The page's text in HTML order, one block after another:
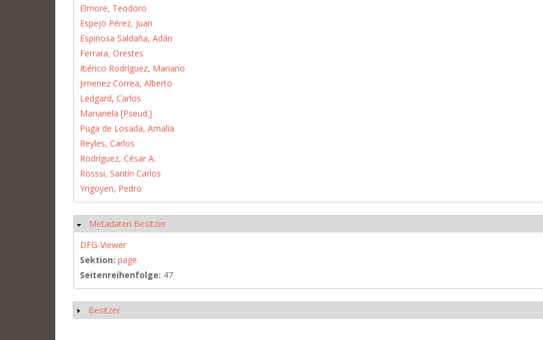
Elmore, Teodoro
Espejo Pérez, Juan
Espinosa Saldaña, Adán
Ferrara, Orestes
Ibérico Rodríguez, Mariano
Jimenez Correa, Alberto
Ledgard, Carlos
Marianela [Pseud.]
Puga de Losada, Amalia
Reyles, Carlos
Rodríguez, César A.
Rosssi, Santín Carlos
Yrigoyen, Pedro
Hide
Metadaten Besitzer
DFG-Viewer
Sektion: page
Seitenreihenfolge: 47
Show
Besitzer